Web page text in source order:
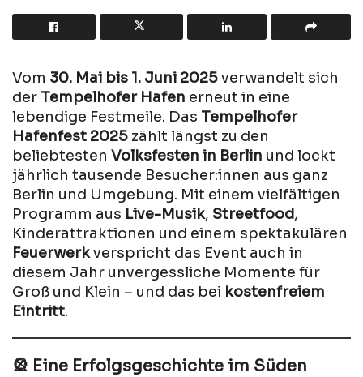
Vom 30. Mai bis 1. Juni 2025verwandelt sich
der Tempelhofer Hafen erneut in eine
lebendige Festmeile. Das Tempelhofer
Hafenfest 2025 zählt längst zu den
beliebtesten Volksfesten in Berlin und lockt
jährlich tausende Besucher:innen aus ganz
Berlin und Umgebung. Mit einem vielfältigen
Programm aus Live-Musik, Streetfood,
Kinderattraktionen und einem spektakulären
Feuerwerkverspricht das Event auch in
diesem Jahr unvergessliche Momente für
Groß und Klein – und das bei kostenfreiem
Eintritt.
🎡 Eine Erfolgsgeschichte im Süden